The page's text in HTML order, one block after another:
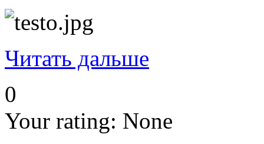
Читать дальше
0
Your rating: None